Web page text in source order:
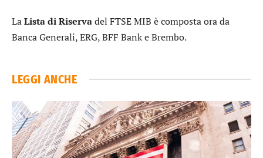
LaLista di Riservadel FTSE MIB è composta ora da
Banca Generali, ERG,BFF BankeBrembo.
LEGGI ANCHE